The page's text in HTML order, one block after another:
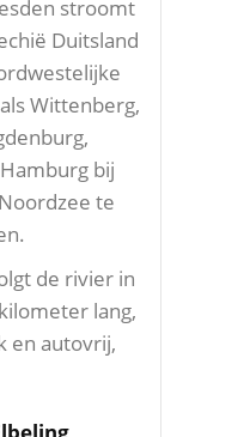
stroomt
Duitsland
Wittenberg,
bij
te
de rivier in
lang,
en autovrij,